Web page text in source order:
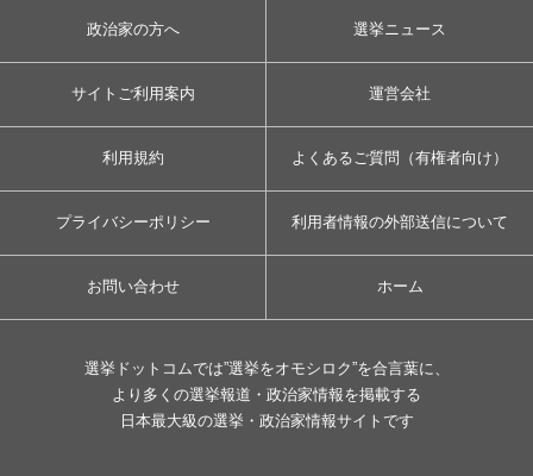
政治家の方へ 選挙ニュース
サイトご利用案内 運営会社
利用規約 よくあるご質問（有権者向け）
プライバシーポリシー 利用者情報の外部送信について
お問い合わせ ホーム
選挙ドットコムでは”選挙をオモシロク”を合言葉に、
より多くの選挙報道・政治家情報を掲載する
日本最大級の選挙・政治家情報サイトです